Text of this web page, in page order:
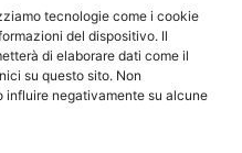
tecnologie come i cookie
del dispositivo. Il
di elaborare dati come il
su questo sito. Non
influire negativamente su alcune
momento
Potrebbe Essere per
alla Quinta